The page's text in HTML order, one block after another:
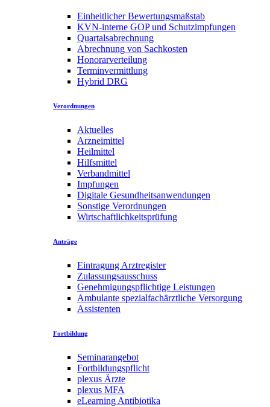
Einheitlicher Bewertungsmaßstab
KVN-interne GOP und Schutzimpfungen
Quartalsabrechnung
Abrechnung von Sachkosten
Honorarverteilung
Terminvermittlung
Hybrid DRG
Verordnungen
Aktuelles
Arzneimittel
Heilmittel
Hilfsmittel
Verbandmittel
Impfungen
Digitale Gesundheitsanwendungen
Sonstige Verordnungen
Wirtschaftlichkeitsprüfung
Anträge
Eintragung Arztregister
Zulassungsausschuss
Genehmigungspflichtige Leistungen
Ambulante spezialfachärztliche Versorgung
Assistenten
Fortbildung
Seminarangebot
Fortbildungspflicht
plexus Ärzte
plexus MFA
eLearning Antibiotika